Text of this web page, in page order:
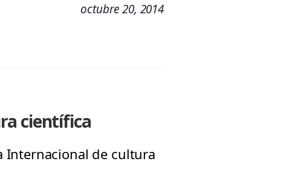
octubre 20, 2014
científica
Internacional de cultura